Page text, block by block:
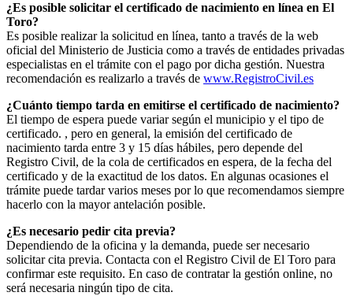
¿Es posible solicitar el certificado de nacimiento en línea en El
Toro?
Es posible realizar la solicitud en línea, tanto a través de la web
oficial del Ministerio de Justicia como a través de entidades privadas
especialistas en el trámite con el pago por dicha gestión. Nuestra
recomendación es realizarlo a través de www.RegistroCivil.es
¿Cuánto tiempo tarda en emitirse el certificado de nacimiento?
El tiempo de espera puede variar según el municipio y el tipo de
certificado. , pero en general, la emisión del certificado de
nacimiento tarda entre 3 y 15 días hábiles, pero depende del
Registro Civil, de la cola de certificados en espera, de la fecha del
certificado y de la exactitud de los datos. En algunas ocasiones el
trámite puede tardar varios meses por lo que recomendamos siempre
hacerlo con la mayor antelación posible.
¿Es necesario pedir cita previa?
Dependiendo de la oficina y la demanda, puede ser necesario
solicitar cita previa. Contacta con el Registro Civil de El Toro para
confirmar este requisito. En caso de contratar la gestión online, no
será necesaria ningún tipo de cita.